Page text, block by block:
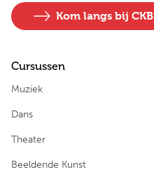
Kom langs bij CKB
Cursussen
Muziek
Dans
Theater
Beeldende Kunst